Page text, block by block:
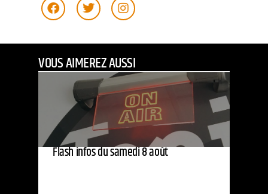
VOUS AIMEREZ AUSSI
Flash infos du samedi 8 août